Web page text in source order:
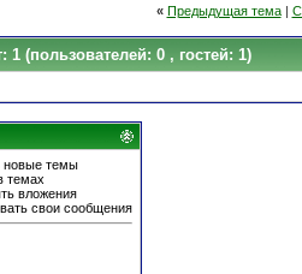
« Предыдущая тема|
1 (пользователей: 0 , гостей: 1)
новые темы
темах
вложения
свои сообщения